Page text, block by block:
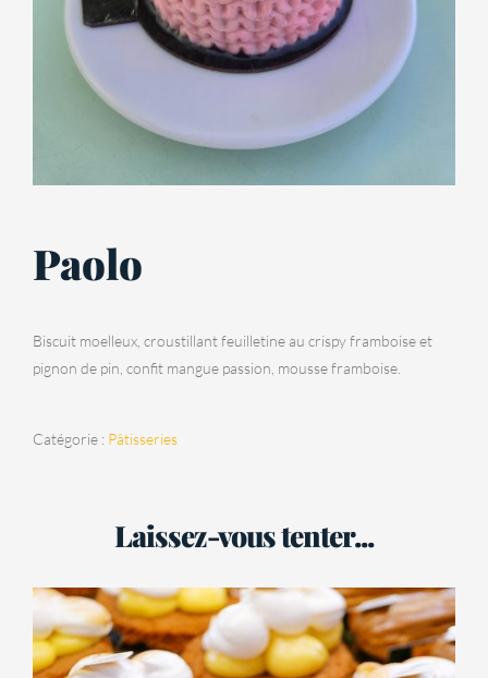
Paolo
Biscuit moelleux, croustillant feuilletine au crispy framboise et
pignon de pin, confit mangue passion, mousse framboise.
Catégorie : Pâtisseries
Laissez-vous tenter...